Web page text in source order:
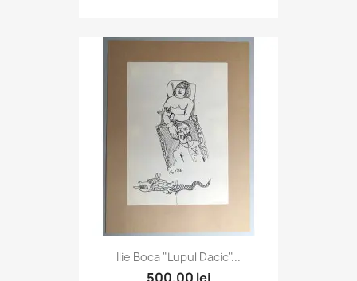
Ilie Boca "Lupul Dacic"...